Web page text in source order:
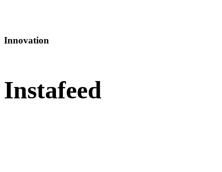
Innovation
Instafeed